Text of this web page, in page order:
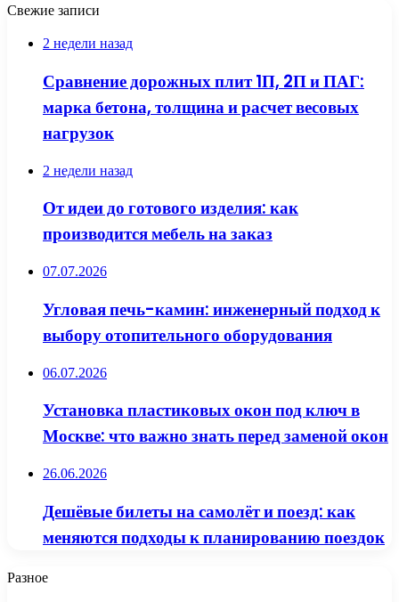
Свежие записи
2 недели назад
Сравнение дорожных плит 1П, 2П и ПАГ:
марка бетона, толщина и расчет весовых
нагрузок
2 недели назад
От идеи до готового изделия: как
производится мебель на заказ
07.07.2026
Угловая печь-камин: инженерный подход к
выбору отопительного оборудования
06.07.2026
Установка пластиковых окон под ключ в
Москве: что важно знать перед заменой окон
26.06.2026
Дешёвые билеты на самолёт и поезд: как
меняются подходы к планированию поездок
Разное